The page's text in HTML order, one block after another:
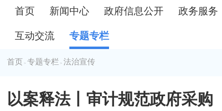
首页 新闻中心 政府信息公开 政务服务
互动交流 专题专栏
首页 > 专题专栏 > 法治宣传
以案释法丨审计规范政府采购